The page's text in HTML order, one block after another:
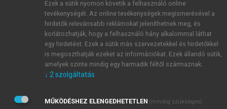
JELSZÓ ÚJRA
Kérek értesítést a MeRSZ újdonságairól, akcióiról.
Kérek értesítést az Akadémiai Kiadó Zrt. újdonságairól,
Adatkezelési tájékoztatóbanfoglaltakat tudomásul
Ezek a sütik nyomon követik a felhasználó online
tevékenységét. Az online tevékenységek megismerésével a
hirdetők relevánsabb reklámokat jeleníthetnek meg, és
korlátozhatják, hogy a felhasználó hány alkalommal láthat
egy hirdetést. Ezek a sütik más szervezetekkel és hirdetőkkel
is megoszthatják ezeket az információkat. Ezek állandó sütik,
amelyek szinte mindig egy harmadik féltől származnak.
↓ 2 szolgáltatás
MŰKÖDÉSHEZ ELENGEDHETETLEN (mindig szükséges)